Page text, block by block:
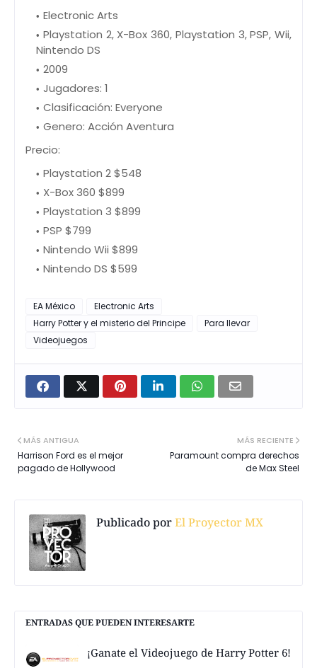
Electronic Arts
Playstation 2, X-Box 360, Playstation 3, PSP, Wii,
Nintendo DS
2009
Jugadores: 1
Clasificación: Everyone
Genero: Acción Aventura
Precio:
Playstation 2 $548
X-Box 360 $899
Playstation 3 $899
PSP $799
Nintendo Wii $899
Nintendo DS $599
EA México
Electronic Arts
Harry Potter y el misterio del Principe
Para llevar
Videojuegos
MÁS RECIENTE
Paramount compra derechos
de Max Steel
MÁS ANTIGUA
Harrison Ford es el mejor
pagado de Hollywood
Publicado porEl Proyector MX
ENTRADAS QUE PUEDEN INTERESARTE
¡Ganate el Videojuego de Harry Potter 6!